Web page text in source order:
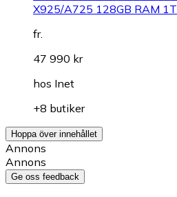
X925/A725 128GB RAM
fr.
47 990 kr
hos Inet
+8 butiker
Hoppa över innehållet
Annons
Annons
Ge oss feedback